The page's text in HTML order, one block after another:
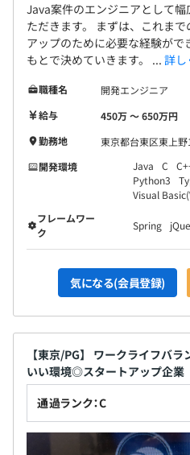
Java案件のエンジニアとして
ただきます。 まずは、これま
アップのために必要な経験が
もとで決めていきます。 ... 詳し
職種名
開発エンジニア
給与
450万 〜 650万円
勤務地
東京都台東区東上
開発環境
Java C
Python3
Visual
フレームワー
ク
Spring
気になる(会員登録)
【東京/PG】 ワークライフバ
いい環境◎スタートアップ企業
通過ランク：C